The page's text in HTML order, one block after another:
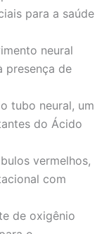
para a saúde
neural
presença de
tubo neural, um
do Ácido
vermelhos,
com
de oxigênio